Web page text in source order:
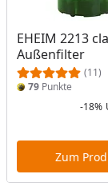
EHEIM 2213
Außenfilter
(11)
79 Punkte
-18%
Zum